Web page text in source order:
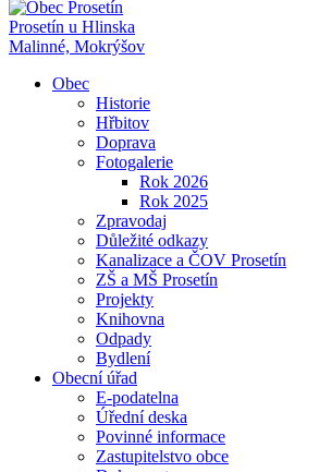
Prosetín u Hlinska
Malinné, Mokrýšov
Obec
Historie
Hřbitov
Doprava
Fotogalerie
Rok 2026
Rok 2025
Zpravodaj
Důležité odkazy
Kanalizace a ČOV Prosetín
ZŠ a MŠ Prosetín
Projekty
Knihovna
Odpady
Bydlení
Obecní úřad
E-podatelna
Úřední deska
Povinné informace
Zastupitelstvo obce